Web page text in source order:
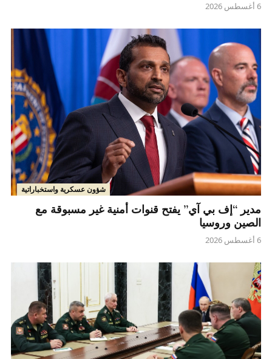
6 أغسطس 2026
شؤون عسكرية واستخباراتية
مدير “إف بي آي” يفتح قنوات أمنية غير مسبوقة مع
الصين وروسيا
6 أغسطس 2026